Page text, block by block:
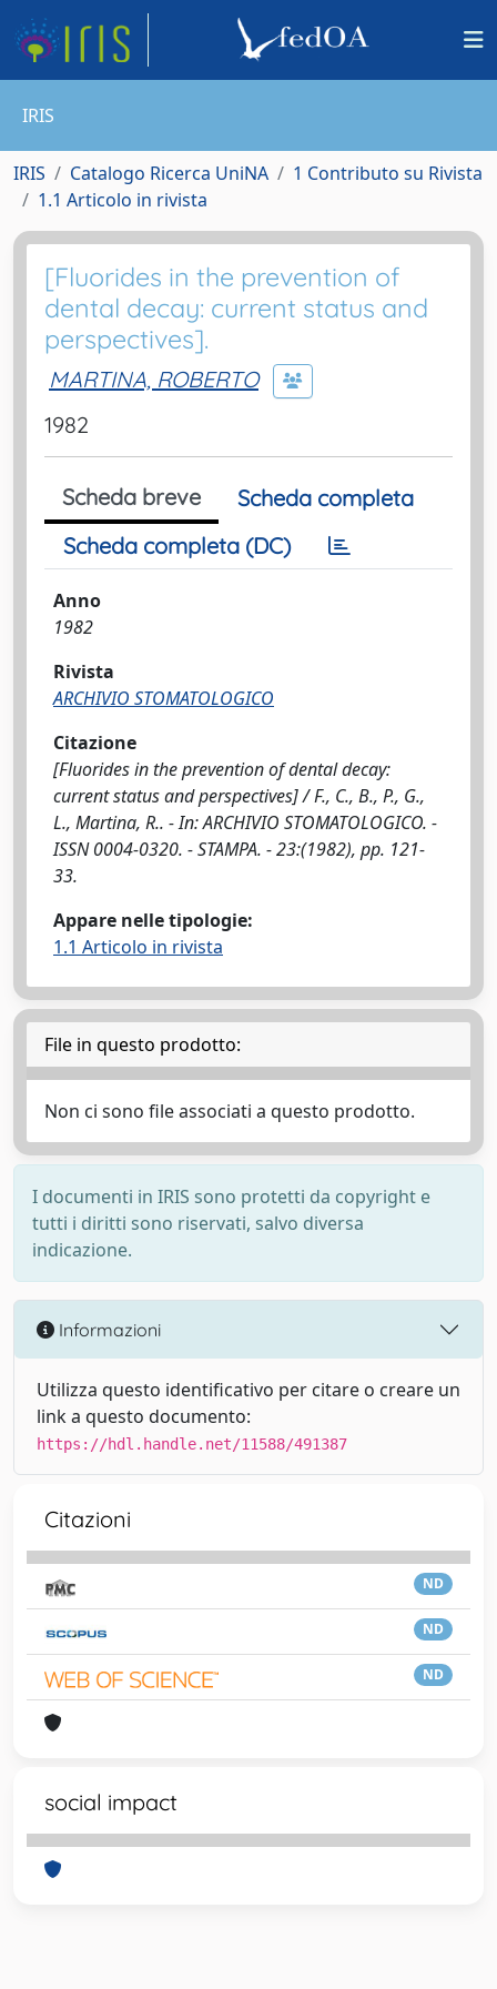
IRIS
IRIS Catalogo Ricerca UniNA
1 Contributo su Rivista
1.1 Articolo in rivista
[Fluorides in the prevention of
dental decay: current status and
perspectives].
MARTINA, ROBERTO
1982
Scheda breve
Scheda completa
Scheda completa (DC)
Anno
1982
Rivista
ARCHIVIO STOMATOLOGICO
Citazione
[Fluorides in the prevention of dental decay:
current status and perspectives] / F., C., B., P., G.,
L., Martina, R.. - In: ARCHIVIO STOMATOLOGICO. -
ISSN 0004-0320. - STAMPA. - 23:(1982), pp. 121-
33.
Appare nelle tipologie:
1.1 Articolo in rivista
File in questo prodotto:
Non ci sono file associati a questo prodotto.
I documenti in IRIS sono protetti da copyright e
tutti i diritti sono riservati, salvo diversa
indicazione.
Informazioni
Utilizza questo identificativo per citare o creare un
link a questo documento:
https://hdl.handle.net/11588/491387
Citazioni
ND
ND
ND
social impact